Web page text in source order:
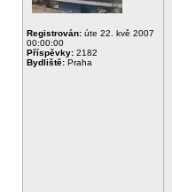
Registrován: úte 22. kvě 2007
00:00:00
Příspěvky: 2182
Bydliště: Praha